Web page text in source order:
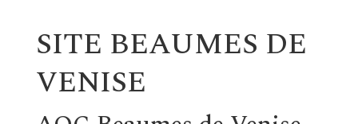
SITE BEAUMES DE
VENISE